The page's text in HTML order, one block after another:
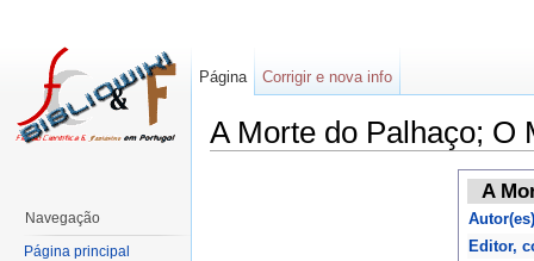
A Morte do Palhaço; O
A
Autor(es)
Editor,
Página Corrigir e nova info
Navegação
Página principal